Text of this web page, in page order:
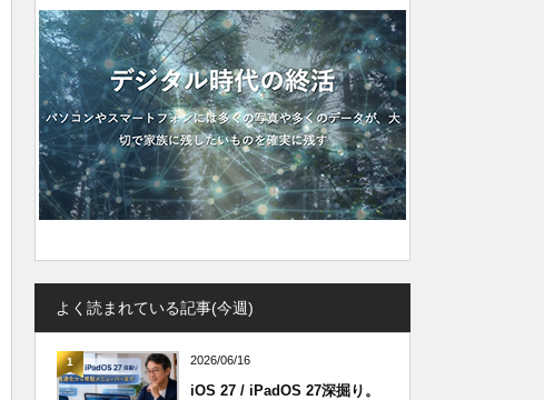
よく読まれている記事(今週)
1 2026/06/16
iOS 27 / iPadOS 27深掘り。